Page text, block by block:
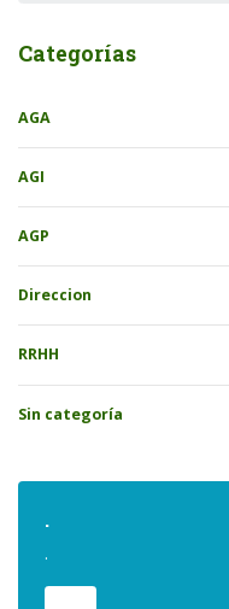
Categorías
AGA
AGI
AGP
Direccion
RRHH
Sin categoría
.
.